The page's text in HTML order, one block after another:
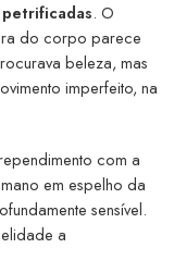
. O
do corpo parece
beleza, mas
imperfeito, na
com a
em espelho da
sensível.
a